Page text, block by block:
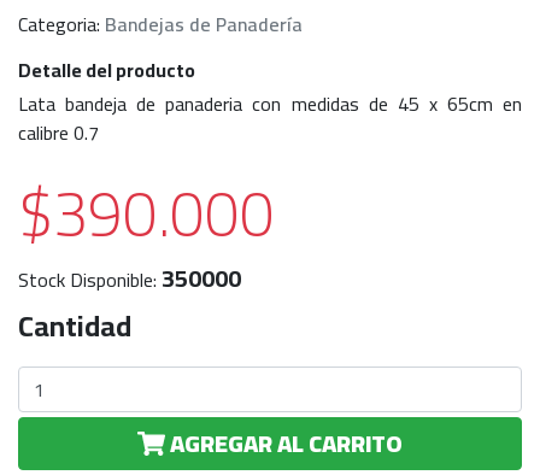
Categoria: Bandejas de Panadería
Detalle del producto
Lata bandeja de panaderia con medidas de 45 x 65cm en
calibre 0.7
$390.000
Stock Disponible: 350000
Cantidad
AGREGAR AL CARRITO